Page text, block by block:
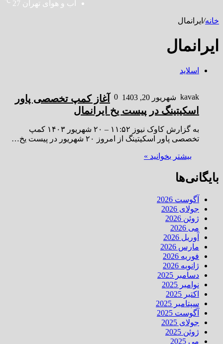
آب و هوای تهران 27
خانه/ ایرانمال
ایرانمال
اسلاید
kavak شهریور 20, 1403 0
آغاز کمپ تخصصی پاور
اسکیتینگ در پیست یخ ایرانمال
به گزارش کاوک نیوز ۱۱:۵۲ – ۲۰ شهريور ۱۴۰۳ کمپ
تخصصی پاور اسکیتینگ از امروز ۲۰ شهریور در پیست یخ…
بیشتر بخوانید »
بایگانی‌ها
آگوست 2026
جولای 2026
ژوئن 2026
می 2026
آوریل 2026
مارس 2026
فوریه 2026
ژانویه 2026
دسامبر 2025
نوامبر 2025
اکتبر 2025
سپتامبر 2025
آگوست 2025
جولای 2025
ژوئن 2025
می 2025